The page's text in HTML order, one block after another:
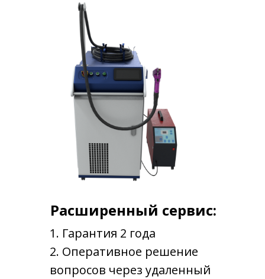
ПОЛУЧИТЬ ИНФОРМАЦИЮ В WhatsApp
Расширенный сервис:
1. Гарантия 2 года
2. Оперативное решение
вопросов через удаленный